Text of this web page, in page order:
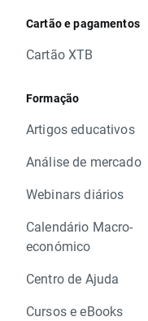
Cartão e pagamentos
Cartão XTB
Formação
Artigos educativos
Análise de mercado
Webinars diários
Calendário Macro-
económico
Centro de Ajuda
Cursos e eBooks